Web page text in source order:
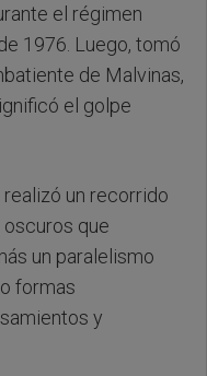
el régimen
1976. Luego, tomó
de Malvinas,
el golpe
un recorrido
que
un paralelismo
formas
y